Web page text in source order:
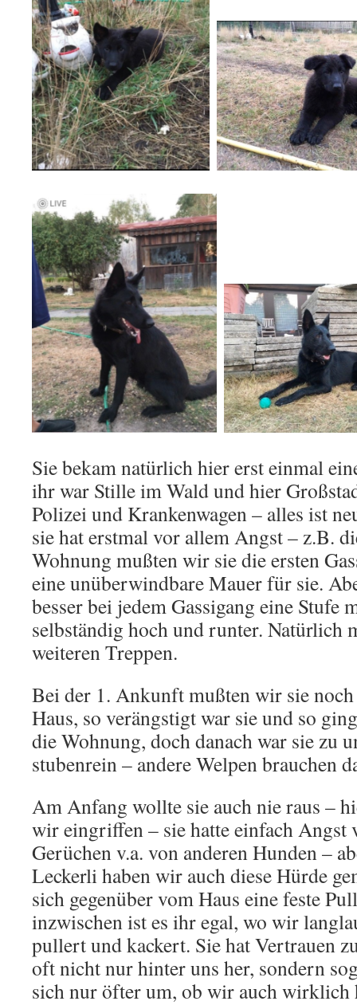
Sie bekam natürlich hier erst einmal
ihr war Stille im Wald und hier
Polizei und Krankenwagen – alles ist
sie hat erstmal vor allem Angst – z.B.
Wohnung mußten wir sie die ersten
eine unüberwindbare Mauer für sie.
besser bei jedem Gassigang eine Stufe
selbständig hoch und runter. Natürlich
weiteren Treppen.
Bei der 1. Ankunft mußten wir sie
Haus, so verängstigt war sie und so
die Wohnung, doch danach war sie zu
stubenrein – andere Welpen brauchen
Am Anfang wollte sie auch nie raus –
wir eingriffen – sie hatte einfach Angst
Gerüchen v.a. von anderen Hunden –
Leckerli haben wir auch diese Hürde
sich gegenüber vom Haus eine feste
inzwischen ist es ihr egal, wo wir
pullert und kackert. Sie hat Vertrauen
oft nicht nur hinter uns her, sondern
sich nur öfter um, ob wir auch wirklich